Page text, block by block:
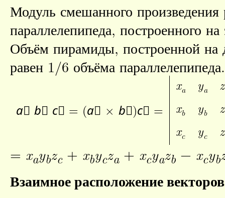
Модуль смешанного произведения
параллелепипеда, построенного на
Объём пирамиды, построенной на
равен 1/6 объёма параллелепипеда.
xa ya z
a⃗ b⃗ c⃗ = (a⃗ × b⃗)c⃗ = xb yb z
xc yc z
= xaybzc+ xbycza+ xcyazb− xcyb
Взаимное расположение векторов